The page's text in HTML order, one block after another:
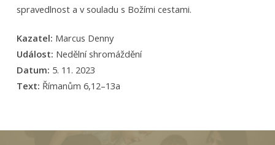
spravedlnost a v souladu s Božími cestami.
Kazatel: Marcus Denny
Událost: Nedělní shromáždění
Datum: 5. 11. 2023
Text: Římanům 6,12–13a